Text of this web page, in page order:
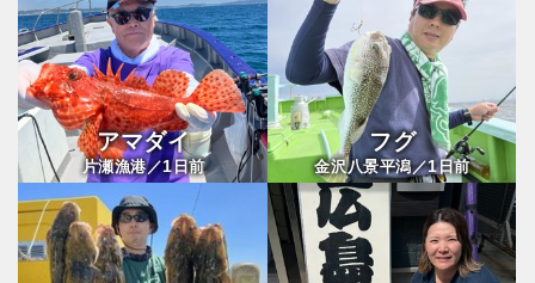
アマダイ
片瀬漁港／1日前
フグ
金沢八景平潟／1日前